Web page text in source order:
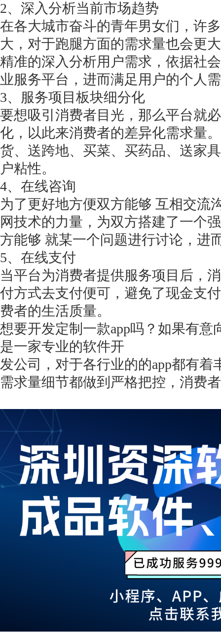
2、深入分析当前市场趋势
在各大城市奋斗的青年男女们，许
大，对于跑腿方面的需求量也会更
精准的深入分析用户需求，依据社
业服务平台，进而满足用户的个人
3、服务项目板块细分化
要想吸引消费者目光，那么平台就
化，以此来消费者的差异化需求量
货、送跨地、买菜、买药品、送家
户粘性。
4、在线咨询
为了更好地方便双方能够 互相交流
网技术的力量，为双方搭建了一个
方能够 就某一个问题进行讨论，进
5、在线支付
当平台为消费者提供服务项目后，
付方式去支付便可，避免了现金支
费者的生活质量。
想要开发定制一款app吗？如果有意
是一家专业的软件开
发公司，对于各行业的的app都有着
需求量细节都做到严格把控，消费